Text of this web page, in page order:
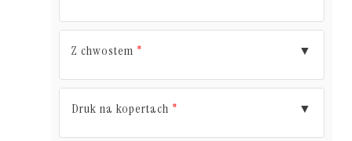
Z chwostem * ▼
Druk na kopertach * ▼